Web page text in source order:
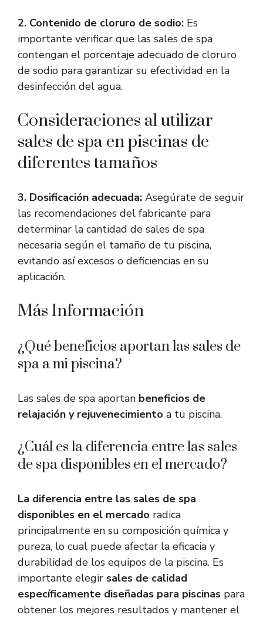
2. Contenido de cloruro de sodio: Es
importante verificar que las sales de spa
contengan el porcentaje adecuado de cloruro
de sodio para garantizar su efectividad en la
desinfección del agua.
Consideraciones al utilizar
sales de spa en piscinas de
diferentes tamaños
3. Dosificación adecuada: Asegúrate de seguir
las recomendaciones del fabricante para
determinar la cantidad de sales de spa
necesaria según el tamaño de tu piscina,
evitando así excesos o deficiencias en su
aplicación.
Más Información
¿Qué beneficios aportan las sales de
spa a mi piscina?
Las sales de spa aportan beneficios de
relajación y rejuvenecimiento a tu piscina.
¿Cuál es la diferencia entre las sales
de spa disponibles en el mercado?
La diferencia entre las sales de spa
disponibles en el mercado radica
principalmente en su composición química y
pureza, lo cual puede afectar la eficacia y
durabilidad de los equipos de la piscina. Es
importante elegir sales de calidad
específicamente diseñadas para piscinas para
obtener los mejores resultados y mantener el